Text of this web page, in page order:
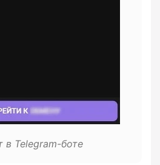
в Telegram-боте